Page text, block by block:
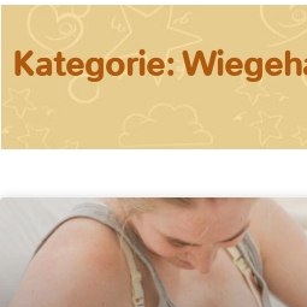
Kategorie: